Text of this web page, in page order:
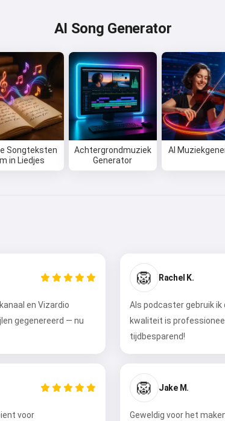
AI Song Generator
Songteksten
in Liedjes
Achtergrondmuziek
Generator
AI
en Vizardio
gegenereerd — nu
🦁 Rachel K.
Als podcaster gebruik ik
kwaliteit is
tijdbesparend!
voor
🦁 Jake M.
Geweldig voor het